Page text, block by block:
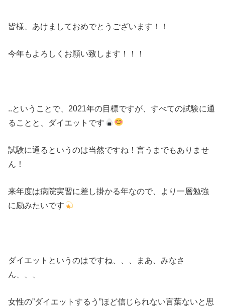
皆様、あけましておめでとうございます！！
今年もよろしくお願い致します！！！
..ということで、2021年の目標ですが、すべての試験に通
ることと、ダイエットです
試験に通るというのは当然ですね！言うまでもありませ
ん！
来年度は病院実習に差し掛かる年なので、より一層勉強
に励みたいです
ダイエットというのはですね、、、まあ、みなさ
ん、、、
女性の”ダイエットするう”ほど信じられない言葉ないと思